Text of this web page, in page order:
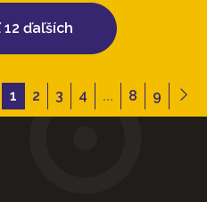
ďaľších
1 2 3 4 ... 8 9